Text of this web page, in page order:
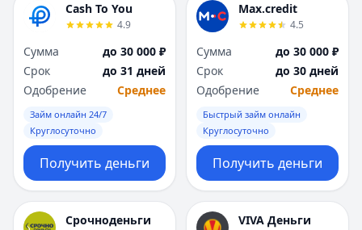
Cash To You
4.9
Сумма
до 30 000 ₽
Срок
до 31 дней
Одобрение
Среднее
Займ онлайн 24/7
Круглосуточно
Получить деньги
Max.credit
4.5
Сумма
до 30 000 ₽
Срок
до 30 дней
Одобрение
Среднее
Быстрый займ онлайн
Круглосуточно
Получить деньги
Срочноденьги VIVA Деньги